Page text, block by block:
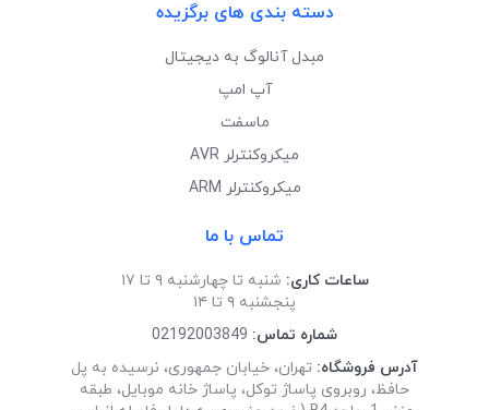
دسته بندی های برگزیده
مبدل آنالوگ به دیجیتال
آپ امپ
ماسفت
میکروکنترلر AVR
میکروکنترلر ARM
تماس با ما
ساعات کاری: شنبه تا چهارشنبه ۹ تا ۱۷
پنجشنبه ۹ تا ۱۴
شماره تماس: 02192003849
آدرس فروشگاه: تهران، خیابان جمهوری، نرسیده به پل
حافظ، روبروی پاساژ توکل، پاساژ خانه موبایل، طبقه